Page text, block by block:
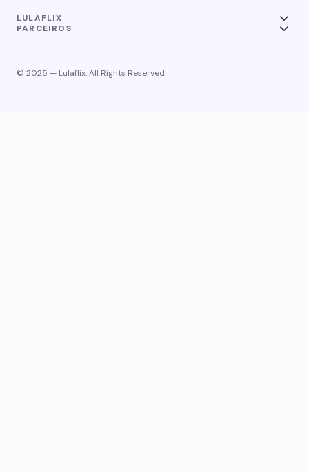
LULAFLIX
PARCEIROS
© 2025 — Lulaflix. All Rights Reserved.